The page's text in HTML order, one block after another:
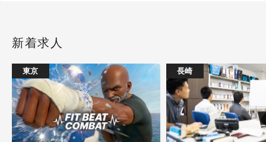
新着求人
東京 長崎